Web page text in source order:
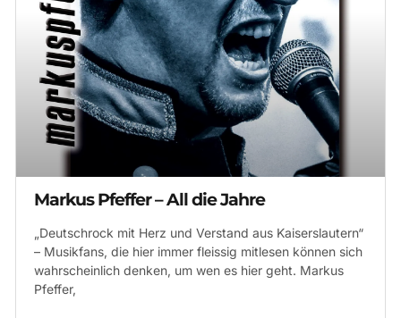
Markus Pfeffer – All die Jahre
„Deutschrock mit Herz und Verstand aus Kaiserslautern“
– Musikfans, die hier immer fleissig mitlesen können sich
wahrscheinlich denken, um wen es hier geht. Markus
Pfeffer,